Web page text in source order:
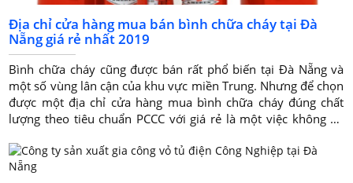
Địa chỉ cửa hàng mua bán bình chữa cháy tại Đà
Nẵng giá rẻ nhất 2019
Bình chữa cháy cũng được bán rất phổ biến tại Đà Nẵng và
một số vùng lân cận của khu vực miền Trung. Nhưng để chọn
được một địa chỉ cửa hàng mua bình chữa cháy đúng chất
lượng theo tiêu chuẩn PCCC với giá rẻ là một việc không hề
tìm được Địa chỉ cửa hàng mua bán bình chữa cháy tại Đà
Nẵng giá rẻ nhưng vẫn đám đảo đúng chất lượng và an toàn.